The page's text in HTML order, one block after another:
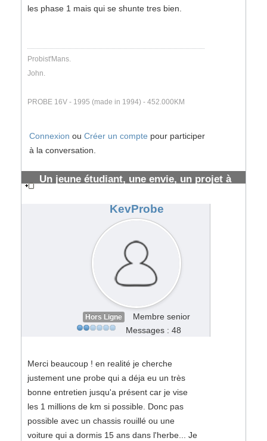
les phase 1 mais qui se shunte tres bien.
Probist'Mans.
John.
PROBE 16V - 1995 (made in 1994) - 452.000KM
Connexion ou Créer un compte pour participer
à la conversation.
Un jeune étudiant, une envie, un projet à
KevProbe
Hors Ligne
Membre senior
Messages : 48
Merci beaucoup ! en realité je cherche
justement une probe qui a déja eu un très
bonne entretien jusqu'a présent car je vise
les 1 millions de km si possible. Donc pas
possible avec un chassis rouillé ou une
voiture qui a dormis 15 ans dans l'herbe... Je